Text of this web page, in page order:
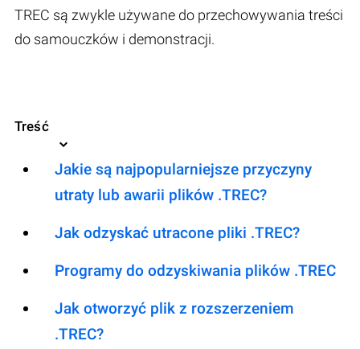
TREC są zwykle używane do przechowywania treści
do samouczków i demonstracji.
Treść
Jakie są najpopularniejsze przyczyny
utraty lub awarii plików .TREC?
Jak odzyskać utracone pliki .TREC?
Programy do odzyskiwania plików .TREC
Jak otworzyć plik z rozszerzeniem
.TREC?